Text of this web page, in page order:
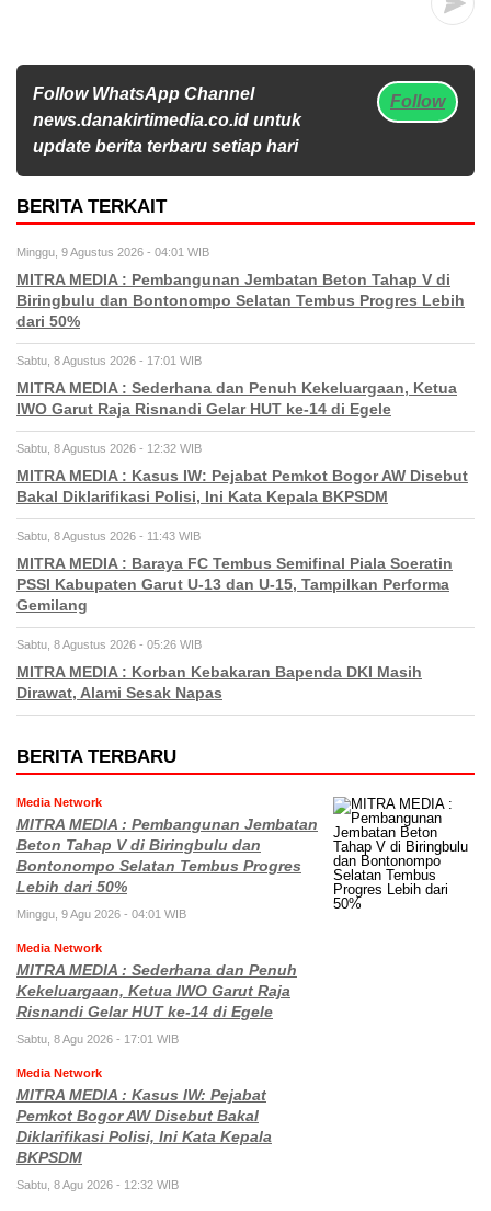
Follow WhatsApp Channel
news.danakirtimedia.co.id untuk
update berita terbaru setiap hari
Follow
BERITA TERKAIT
Minggu, 9 Agustus 2026 - 04:01 WIB
MITRA MEDIA : Pembangunan Jembatan Beton Tahap V di
Biringbulu dan Bontonompo Selatan Tembus Progres Lebih
dari 50%
Sabtu, 8 Agustus 2026 - 17:01 WIB
MITRA MEDIA : Sederhana dan Penuh Kekeluargaan, Ketua
IWO Garut Raja Risnandi Gelar HUT ke-14 di Egele
Sabtu, 8 Agustus 2026 - 12:32 WIB
MITRA MEDIA : Kasus IW: Pejabat Pemkot Bogor AW Disebut
Bakal Diklarifikasi Polisi, Ini Kata Kepala BKPSDM
Sabtu, 8 Agustus 2026 - 11:43 WIB
MITRA MEDIA : Baraya FC Tembus Semifinal Piala Soeratin
PSSI Kabupaten Garut U-13 dan U-15, Tampilkan Performa
Gemilang
Sabtu, 8 Agustus 2026 - 05:26 WIB
MITRA MEDIA : Korban Kebakaran Bapenda DKI Masih
Dirawat, Alami Sesak Napas
BERITA TERBARU
Media Network
MITRA MEDIA : Pembangunan Jembatan
Beton Tahap V di Biringbulu dan
Bontonompo Selatan Tembus Progres
Lebih dari 50%
Minggu, 9 Agu 2026 - 04:01 WIB
Media Network
MITRA MEDIA : Sederhana dan Penuh
Kekeluargaan, Ketua IWO Garut Raja
Risnandi Gelar HUT ke-14 di Egele
Sabtu, 8 Agu 2026 - 17:01 WIB
Media Network
MITRA MEDIA : Kasus IW: Pejabat
Pemkot Bogor AW Disebut Bakal
Diklarifikasi Polisi, Ini Kata Kepala
BKPSDM
Sabtu, 8 Agu 2026 - 12:32 WIB